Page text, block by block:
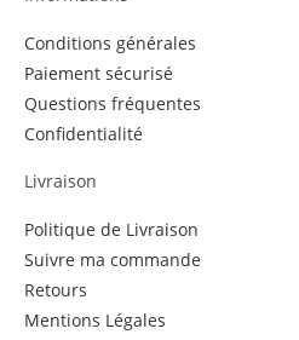
Conditions générales
Paiement sécurisé
Questions fréquentes
Confidentialité
Livraison
Politique de Livraison
Suivre ma commande
Retours
Mentions Légales